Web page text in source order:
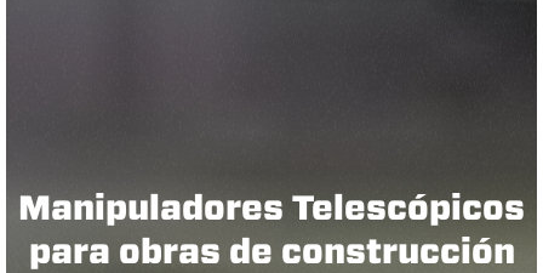
Manipuladores Telescópicos
para obras de construcción